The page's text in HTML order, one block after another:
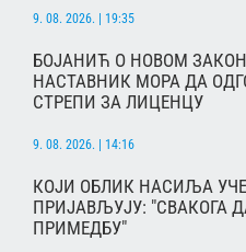
9. 08. 2026. | 19:35
БОЈАНИЋ О НОВОМ
НАСТАВНИК МОРА ДА
СТРЕПИ ЗА ЛИЦЕНЦУ
9. 08. 2026. | 14:16
КОЈИ ОБЛИК НАСИЉА
ПРИЈАВЉУЈУ: "СВАКОГА
ПРИМЕДБУ"